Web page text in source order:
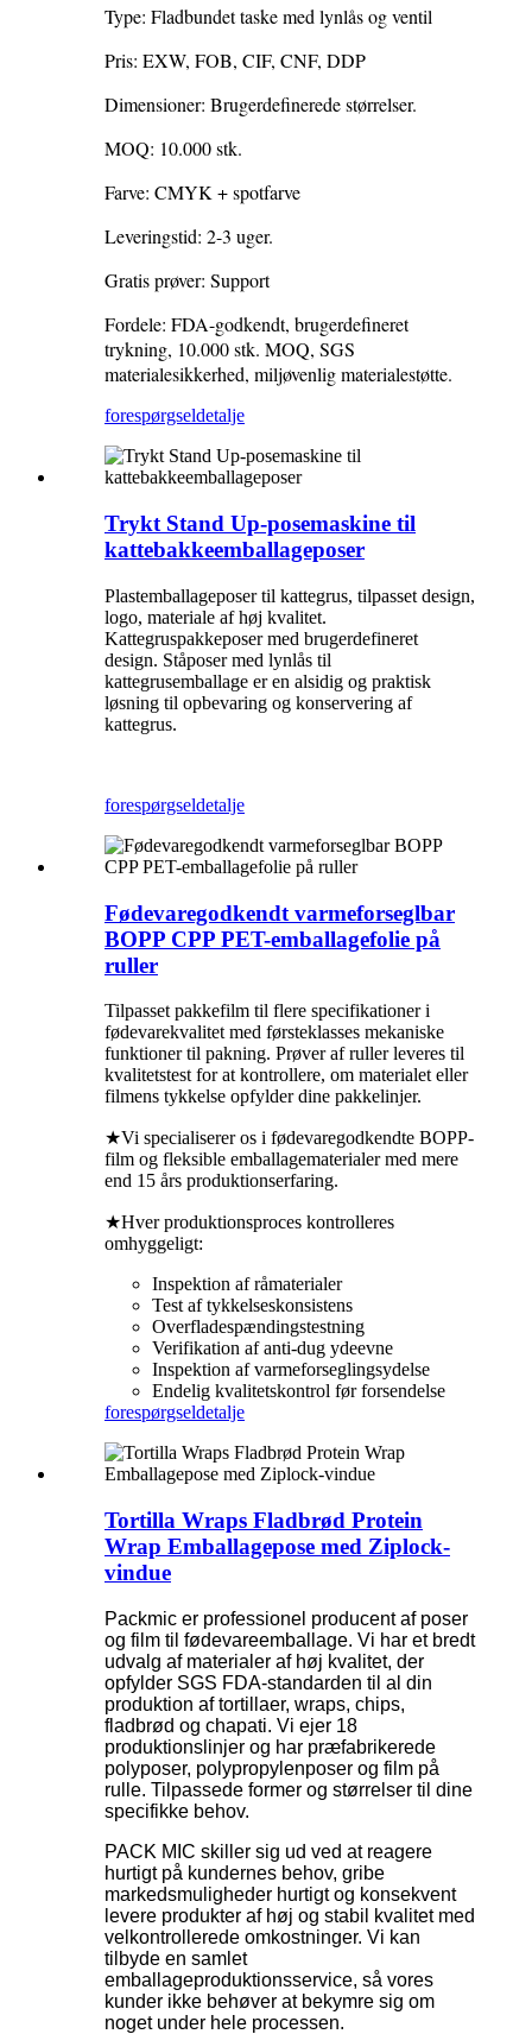
Type: Fladbundet taske med lynlås og ventil
Pris: EXW, FOB, CIF, CNF, DDP
Dimensioner: Brugerdefinerede størrelser.
MOQ: 10.000 stk.
Farve: CMYK + spotfarve
Leveringstid: 2-3 uger.
Gratis prøver: Support
Fordele: FDA-godkendt, brugerdefineret
trykning, 10.000 stk. MOQ, SGS
materialesikkerhed, miljøvenlig materialestøtte.
forespørgseldetalje
Trykt Stand Up-posemaskine til
kattebakkeemballageposer
Plastemballageposer til kattegrus, tilpasset design,
logo, materiale af høj kvalitet.
Kattegruspakkeposer med brugerdefineret
design. Ståposer med lynlås til
kattegrusemballage er en alsidig og praktisk
løsning til opbevaring og konservering af
kattegrus.
forespørgseldetalje
Fødevaregodkendt varmeforseglbar
BOPP CPP PET-emballagefolie på
ruller
Tilpasset pakkefilm til flere specifikationer i
fødevarekvalitet med førsteklasses mekaniske
funktioner til pakning. Prøver af ruller leveres til
kvalitetstest for at kontrollere, om materialet eller
filmens tykkelse opfylder dine pakkelinjer.
★Vi specialiserer os i fødevaregodkendte BOPP-
film og fleksible emballagematerialer med mere
end 15 års produktionserfaring.
★Hver produktionsproces kontrolleres
omhyggeligt:
Inspektion af råmaterialer
Test af tykkelseskonsistens
Overfladespændingstestning
Verifikation af anti-dug ydeevne
Inspektion af varmeforseglingsydelse
Endelig kvalitetskontrol før forsendelse
forespørgseldetalje
Tortilla Wraps Fladbrød Protein
Wrap Emballagepose med Ziplock-
vindue
Packmic er professionel producent af poser
og film til fødevareemballage. Vi har et bredt
udvalg af materialer af høj kvalitet, der
opfylder SGS FDA-standarden til al din
produktion af tortillaer, wraps, chips,
fladbrød og chapati. Vi ejer 18
produktionslinjer og har præfabrikerede
polyposer, polypropylenposer og film på
rulle. Tilpassede former og størrelser til dine
specifikke behov.
PACK MIC skiller sig ud ved at reagere
hurtigt på kundernes behov, gribe
markedsmuligheder hurtigt og konsekvent
levere produkter af høj og stabil kvalitet med
velkontrollerede omkostninger. Vi kan
tilbyde en samlet
emballageproduktionsservice, så vores
kunder ikke behøver at bekymre sig om
noget under hele processen.